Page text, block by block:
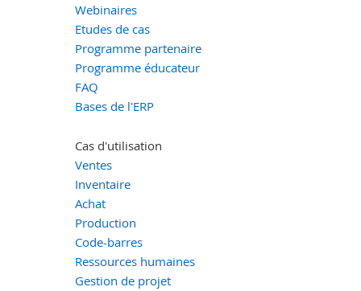
Webinaires
Etudes de cas
Programme partenaire
Programme éducateur
FAQ
Bases de l'ERP
Cas d'utilisation
Ventes
Inventaire
Achat
Production
Code-barres
Ressources humaines
Gestion de projet